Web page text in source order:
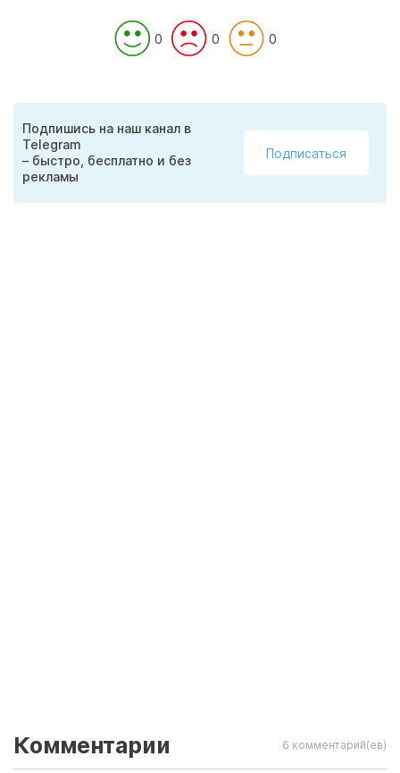
0 0 0
Подпишись на наш канал в
Telegram
– быстро, бесплатно и без
рекламы
Подписаться
Комментарии 6 комментарий(ев)